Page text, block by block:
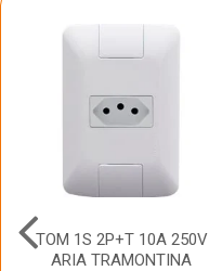
TOM 1S 2P+T 10A 250V
ARIA TRAMONTINA